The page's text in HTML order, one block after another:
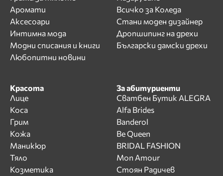
Аромати
Аксесоари
Интимна мода
Модни списания и книги
Любопитни новини
Всичко за Коледа
Стани моден дизайнер
Дропшипинг на дрехи
Български дамски дрехи
Красота
Лице
Коса
Грим
Кожа
Маникюр
Тяло
Козметика
За абитуриенти
Сватбен Бутик ALEGRA
Alfa Brides
Banderol
Be Queen
BRIDAL FASHION
Mon Amour
Стоян Радичев